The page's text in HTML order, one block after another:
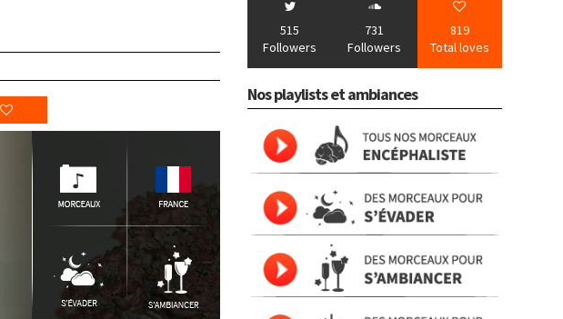
515
Followers
731
Followers
819
Total loves
Nos playlists et ambiances